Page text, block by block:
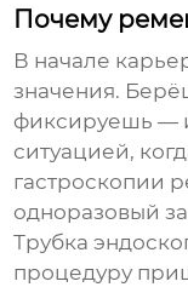
Почему
В начале
значения.
фиксируешь —
ситуацией,
гастроскопии
одноразовый
Трубка
процедуру